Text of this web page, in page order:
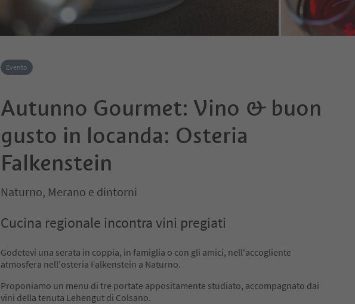
Evento
Autunno Gourmet: Vino & buon
gusto in locanda: Osteria
Falkenstein
Naturno, Merano e dintorni
Cucina regionale incontra vini pregiati
Godetevi una serata in coppia, in famiglia o con gli amici, nell'accogliente
atmosfera nell'osteria Falkenstein a Naturno.
Proponiamo un menu di tre portate appositamente studiato, accompagnato dai
vini della tenuta Lehengut di Colsano.